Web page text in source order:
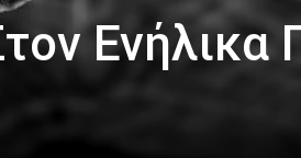
Ενήλικα